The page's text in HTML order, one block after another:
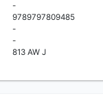
-
9789797809485
-
-
813 AW J